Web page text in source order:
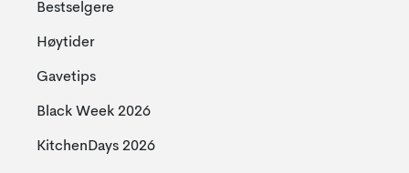
Bestselgere
Høytider
Gavetips
Black Week 2026
KitchenDays 2026